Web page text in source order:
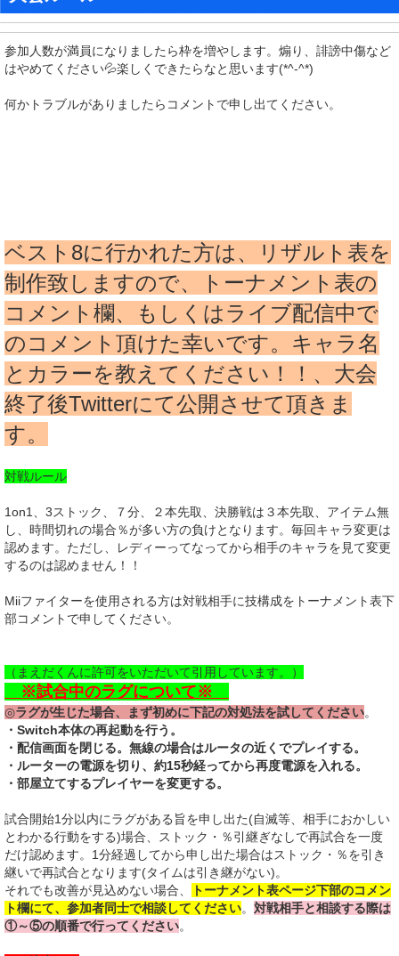
参加人数が満員になりましたら枠を増やします。煽り、誹謗中傷など
はやめてください💦楽しくできたらなと思います(*^-^*)
何かトラブルがありましたらコメントで申し出てください。
ベスト8に行かれた方は、リザルト表を
制作致しますので、トーナメント表の
コメント欄、もしくはライブ配信中で
のコメント頂けた幸いです。キャラ名
とカラーを教えてください！！、大会
終了後Twitterにて公開させて頂きま
す。
対戦ルール
1on1、3ストック、７分、２本先取、決勝戦は３本先取、アイテム無
し、時間切れの場合％が多い方の負けとなります。毎回キャラ変更は
認めます。ただし、レディーってなってから相手のキャラを見て変更
するのは認めません！！
Miiファイターを使用される方は対戦相手に技構成をトーナメント表下
部コメントで申してください。
（まえだくんに許可をいただいて引用しています。）
※試合中のラグについて※
◎ラグが生じた場合、まず初めに下記の対処法を試してください。
・Switch本体の再起動を行う。
・配信画面を閉じる。無線の場合はルータの近くでプレイする。
・ルーターの電源を切り、約15秒経ってから再度電源を入れる。
・部屋立てするプレイヤーを変更する。
試合開始1分以内にラグがある旨を申し出た(自滅等、相手におかしい
とわかる行動をする)場合、ストック・％引継ぎなしで再試合を一度
だけ認めます。1分経過してから申し出た場合はストック・％を引き
継いで再試合となります(タイムは引き継がない)。
それでも改善が見込めない場合、
トーナメント表ページ下部のコメン
ト欄にて、参加者同士で相談してください。 対戦相手と相談する際は
①～⑤の順番で行ってください。